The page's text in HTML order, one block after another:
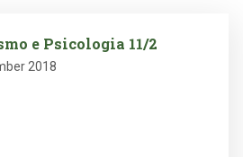
e Psicologia 11/2
2018